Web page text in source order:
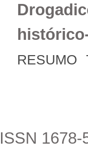
RESUMO
ISSN